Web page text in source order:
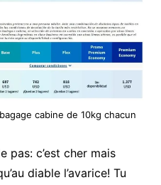
cabine de 10kg chacun
pas: c’est cher mais
diable l’avarice! Tu